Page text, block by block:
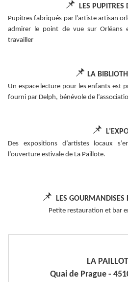
📌 LES PUPITRES
Pupitres fabriqués par l’artiste artisan
admirer le point de vue sur Orléans
travailler
📌 LA
Un espace lecture pour les enfants est
fourni par Delph, bénévole de
📌
Des expositions d’artistes locaux
l’ouverture estivale de La Paillote.
📌 LES GOURMANDISES
Petite restauration et bar
LA
Quai de Prague -